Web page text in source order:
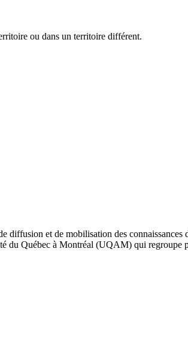
ou dans un territoire différent.
diffusion et de mobilisation des
Québec à Montréal (UQAM) qui regroupe